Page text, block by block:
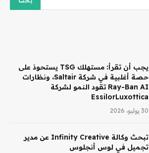
يجب أن تقرأ: مستهلك TSG يستحوذ على
حصة أغلبية في شركة Saltair، ونظارات
Ray-Ban AI تقود النمو لشركة
EssilorLuxottica
30 يوليو، 2026
تبحث وكالة Infinity Creative عن مدير
تجميل في لوس أنجلوس